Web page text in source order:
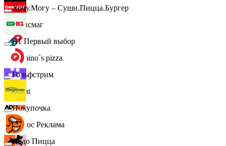
Офисмаг
Domino`s pizza
Urent
Эдмос Реклама
Хочу.Могу – Суши.Пицца.Бургер
B1 Первый выбор
Гольфстрим
Покупочка
Додо Пицца